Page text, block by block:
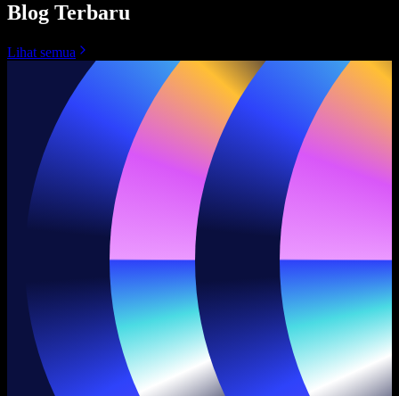
Blog Terbaru
Lihat semua